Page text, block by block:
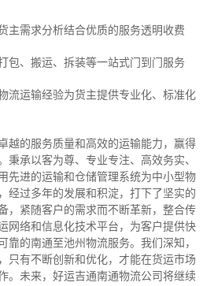
主需求分析结合优质的服务透明收费
包、搬运、拆装等一站式门到门服务
流运输经验为货主提供专业化、标准化
越的服务质量和高效的运输能力，赢得
秉承以客为尊、专业专注、高效务实、
先进的运输和仓储管理系统为中小型物
经过多年的发展和积淀，打下了坚实的
，紧随客户的需求而不断革新，整合传
网络和信息化技术平台，为客户提供快
靠的南通至池州物流服务。 我们深知，
只有不断创新和优化，才能在货运市场
。 未来，好运吉通南通物流公司将继续